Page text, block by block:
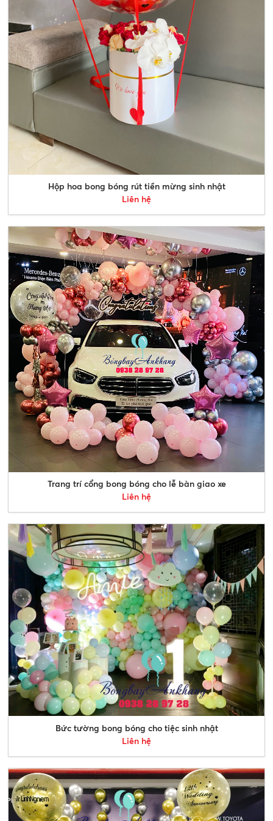
Hộp hoa bong bóng rút tiền mừng sinh nhật
Liên hệ
Trang trí cổng bong bóng cho lễ bàn giao xe
Liên hệ
Bức tường bong bóng cho tiệc sinh nhật
Liên hệ